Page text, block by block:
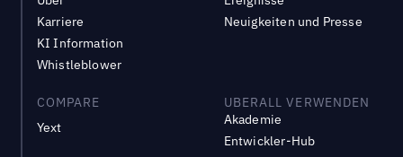
Karriere
KI Information
Whistleblower
Neuigkeiten und Presse
COMPARE
Yext
UBERALL VERWENDEN
Akademie
Entwickler-Hub